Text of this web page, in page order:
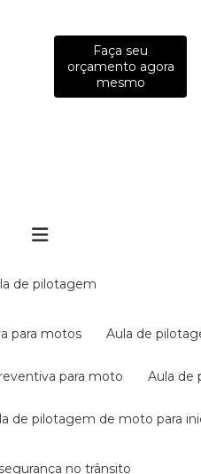
Faça seu
orçamento agora
mesmo
de pilotagem
para motos aula de
para moto aula
de pilotagem de moto para
segurança no trânsito